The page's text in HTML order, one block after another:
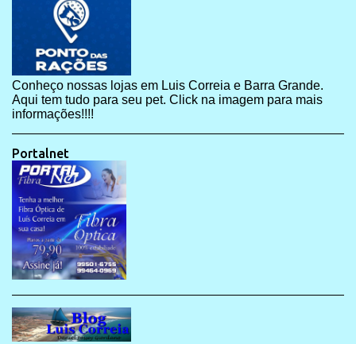
Conheço nossas lojas em Luis Correia e Barra Grande.
Aqui tem tudo para seu pet. Click na imagem para mais
informações!!!!
Portalnet